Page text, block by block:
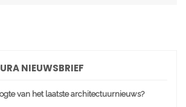
NIEUWSBRIEF
van het laatste architectuurnieuws?